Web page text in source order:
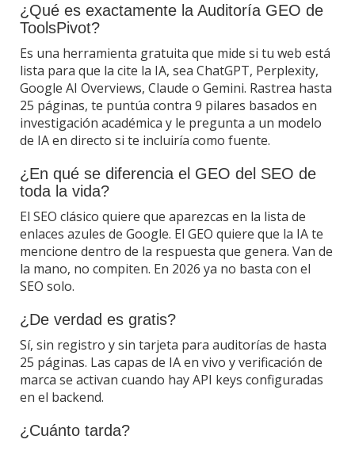
¿Qué es exactamente la Auditoría GEO de
ToolsPivot?
Es una herramienta gratuita que mide si tu web está
lista para que la cite la IA, sea ChatGPT, Perplexity,
Google AI Overviews, Claude o Gemini. Rastrea hasta
25 páginas, te puntúa contra 9 pilares basados en
investigación académica y le pregunta a un modelo
de IA en directo si te incluiría como fuente.
¿En qué se diferencia el GEO del SEO de
toda la vida?
El SEO clásico quiere que aparezcas en la lista de
enlaces azules de Google. El GEO quiere que la IA te
mencione dentro de la respuesta que genera. Van de
la mano, no compiten. En 2026 ya no basta con el
SEO solo.
¿De verdad es gratis?
Sí, sin registro y sin tarjeta para auditorías de hasta
25 páginas. Las capas de IA en vivo y verificación de
marca se activan cuando hay API keys configuradas
en el backend.
¿Cuánto tarda?